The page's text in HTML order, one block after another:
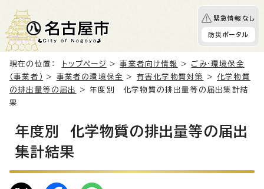
緊急情報なし
防災ポータル
現在の位置： トップページ >事業者向け情報 > ごみ・環境保全
（事業者）
> 事業者の環境保全 > 有害化学物質対策 >化学物質
の排出量等の届出
> 年度別 化学物質の排出量等の届出集計結
果
年度別 化学物質の排出量等の届出
集計結果